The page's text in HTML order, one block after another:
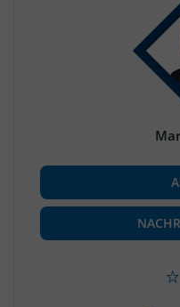
(Landkreis / Kreisfreie Stadt)
BESCHÄFTIGUNG
Beschäftigte
(Landkreis / Kreisfreie Stadt)